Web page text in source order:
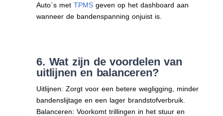
Auto`s metTPMS geven op het dashboard aan
wanneer de bandenspanning onjuist is.
6. Wat zijn de voordelen van
uitlijnen en balanceren?
Uitlijnen: Zorgt voor een betere wegligging, minder
bandenslijtage en een lager brandstofverbruik.
Balanceren: Voorkomt trillingen in het stuur en